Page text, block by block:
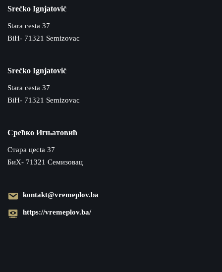
Srećko Ignjatović
Stara cesta 37
BiH- 71321 Semizovac
Srećko Ignjatović
Stara cesta 37
BiH- 71321 Semizovac
Срећко Игњатовић
Cтара цecta 37
БиХ- 71321 Семизовац
kontakt@vremeplov.ba
https://vremeplov.ba/